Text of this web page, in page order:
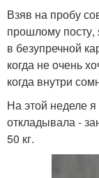
Взяв на пробу
прошлому
в безупречной
когда не очень
когда внутри
На этой неделе
откладывала -
50 кг.